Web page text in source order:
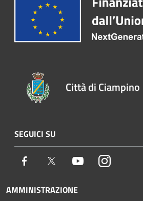
Città di Ciampino
SEGUICI SU
Facebook Twitter YoutubeInstagram
AMMINISTRAZIONE